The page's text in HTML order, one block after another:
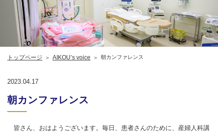
トップページ AIKOU’s voice 朝カンファレンス
2023.04.17
朝カンファレンス
皆さん、おはようございます。毎日、患者さんのために、産婦人科講